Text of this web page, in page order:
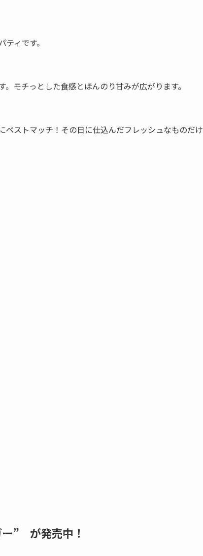
ィです。
モチっとした食感とほんのり甘みが広がります。
ストマッチ！その日に仕込んだフレッシュなものだけ
” が発売中！